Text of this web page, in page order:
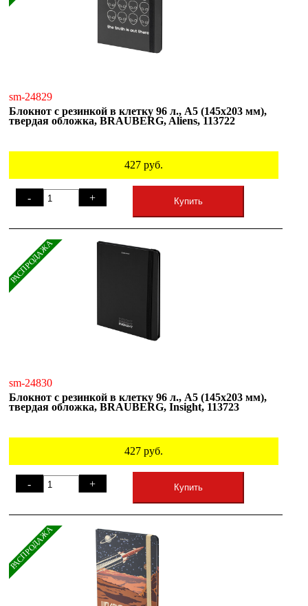
sm-24829
Блокнот с резинкой в клетку 96 л., А5 (145х203 мм),
твердая обложка, BRAUBERG, Aliens, 113722
427 руб.
- + Купить
РАСПРОДАЖА
sm-24830
Блокнот с резинкой в клетку 96 л., А5 (145х203 мм),
твердая обложка, BRAUBERG, Insight, 113723
427 руб.
- + Купить
РАСПРОДАЖА